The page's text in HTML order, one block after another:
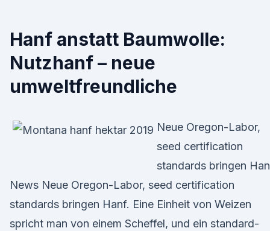
Hanf anstatt Baumwolle:
Nutzhanf – neue
umweltfreundliche
Neue Oregon-Labor,
seed certification
standards bringen
News Neue Oregon-Labor, seed certification
standards bringen Hanf. Eine Einheit von Weizen
spricht man von einem Scheffel, und ein standard-